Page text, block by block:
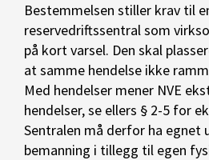
Bestemmelsen stiller krav til
reservedriftssentral som
på kort varsel. Den skal
at samme hendelse ikke
Med hendelser mener NVE
hendelser, se ellers § 2-5 for
Sentralen må derfor ha
bemanning i tillegg til egen